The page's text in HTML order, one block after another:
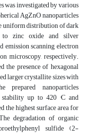
was investigated by various
AgZnO nanoparticles
uniform distribution of dark
to zinc oxide and silver
scanning electron
microscopy, respectively.
presence of hexagonal
larger crystallite sizes with
prepared nanoparticles
up to 420 °C and
the highest surface area for
degradation of organic
sulfide (2-